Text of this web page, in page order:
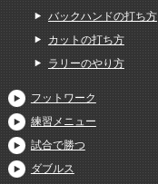
バックハンドの打ち方
カットの打ち方
ラリーのやり方
フットワーク
練習メニュー
試合で勝つ
ダブルス